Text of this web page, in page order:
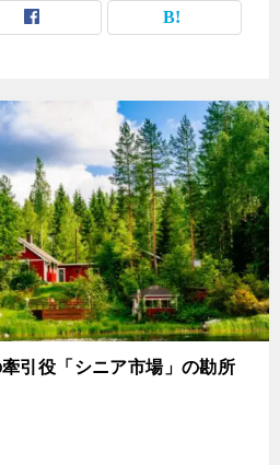
引役「シニア市場」の勘所